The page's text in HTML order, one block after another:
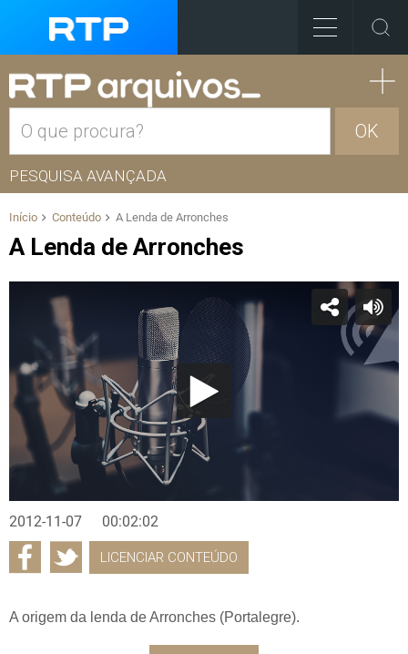
OK
PESQUISA AVANÇADA
Início Conteúdo A Lenda de Arronches
A Lenda de Arronches
2012-11-07 00:02:02
LICENCIAR CONTEÚDO
A origem da lenda de Arronches (Portalegre).